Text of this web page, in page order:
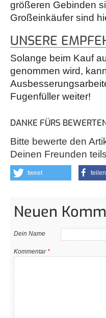
größeren Gebinden
Großeinkäufer sind
UNSERE
Solange beim Kauf
genommen wird,
Fugenfüller weiter!
DANKE FÜRS
Bitte bewerte den
Deinen Freunden
tweet teilen
Neuen
Dein Name
Kommentar*